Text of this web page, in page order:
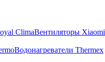
ClimaВентиляторы Xiaomi
Водонагреватели Thermex